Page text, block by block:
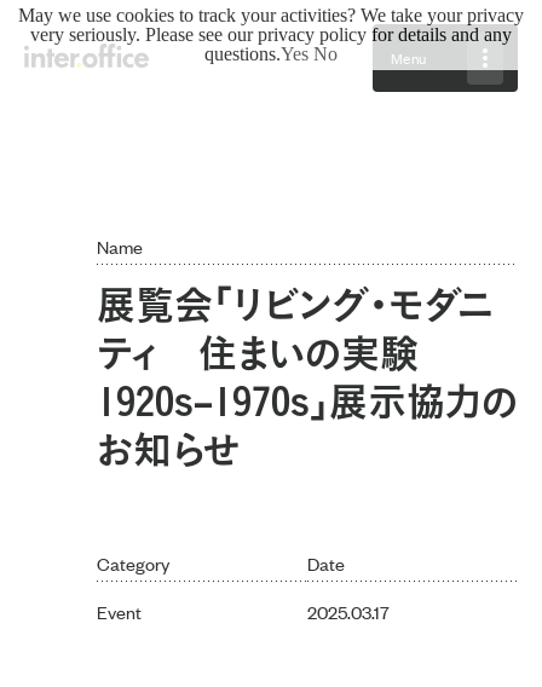
Name
展覧会「リビング・モダニ
ティ 住まいの実験
1920s–1970s」展示協力の
お知らせ
Category
Event
Date
2025.03.17
Menu
May we use cookies to track your activities? We take your privacy
very seriously. Please see our privacy policy for details and any
questions.Yes No